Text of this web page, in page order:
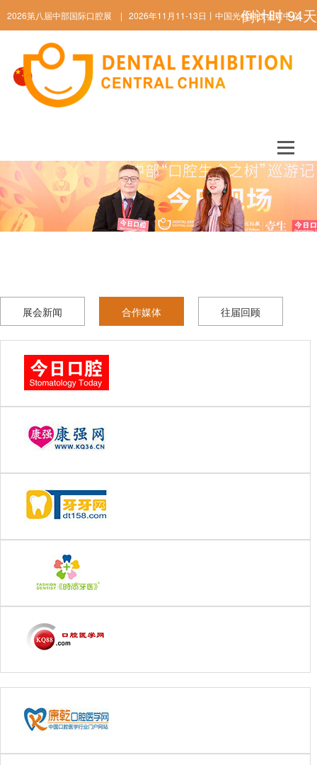
2026第八届中部国际口腔展 | 2026年11月11-13日丨中国光谷科技会展中心
倒计时94天
展会新闻 合作媒体 往届回顾